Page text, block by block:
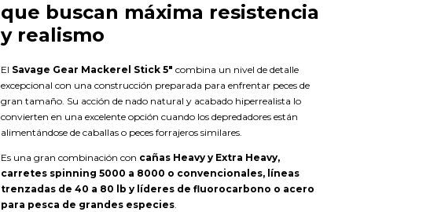
que buscan máxima resistencia
y realismo
El Savage Gear Mackerel Stick 5" combina un nivel de detalle
excepcional con una construcción preparada para enfrentar peces de
gran tamaño. Su acción de nado natural y acabado hiperrealista lo
convierten en una excelente opción cuando los depredadores están
alimentándose de caballas o peces forrajeros similares.
Es una gran combinación con cañas Heavy y Extra Heavy,
carretes spinning 5000 a 8000 o convencionales, líneas
trenzadas de 40 a 80 lb y líderes de fluorocarbono o acero
para pesca de grandes especies.